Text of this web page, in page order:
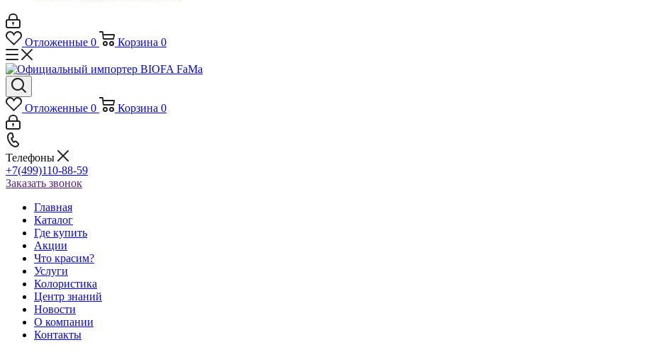
Отложенные 0 Корзина 0
Отложенные 0 Корзина 0
Телефоны
+7(499)110-88-59
Заказать звонок
Главная
Каталог
Где купить
Акции
Что красим?
Услуги
Колористика
Центр знаний
Новости
О компании
Контакты